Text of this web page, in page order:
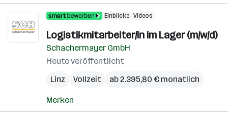
Einblicke Videos
Logistikmitarbeiter/in im Lager (m/w/d)
Schachermayer GmbH
Heute veröffentlicht
Linz
Vollzeit ab 2.395,80 € monatlich
Merken